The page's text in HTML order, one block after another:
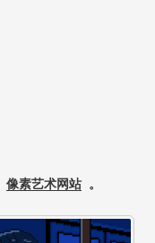
像素艺术网站 。